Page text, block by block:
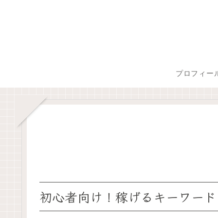
プロフィー
初心者向け！稼げるキーワー